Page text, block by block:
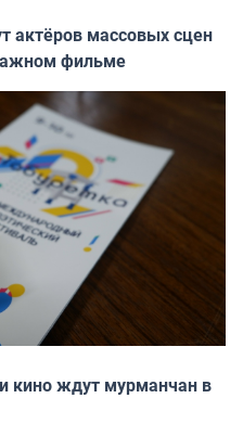
актёров массовых сцен
фильме
кино ждут мурманчан в